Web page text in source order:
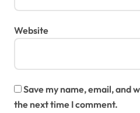
Website
Save my name, email, and
the next time I comment.